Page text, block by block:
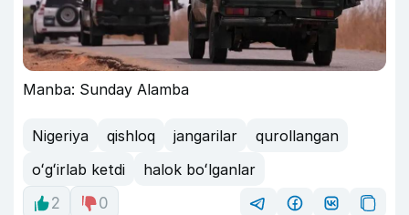
Manba: Sunday Alamba
Nigeriya qishloq jangarilar
qurollangan
oʻgʻirlab ketdi
halok boʻlganlar
2
0